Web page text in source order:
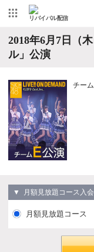
リバイバル配信
2018年6月7日（
ル」公演
チーム
▼ 月額見放題コース入会
月額見放題コース